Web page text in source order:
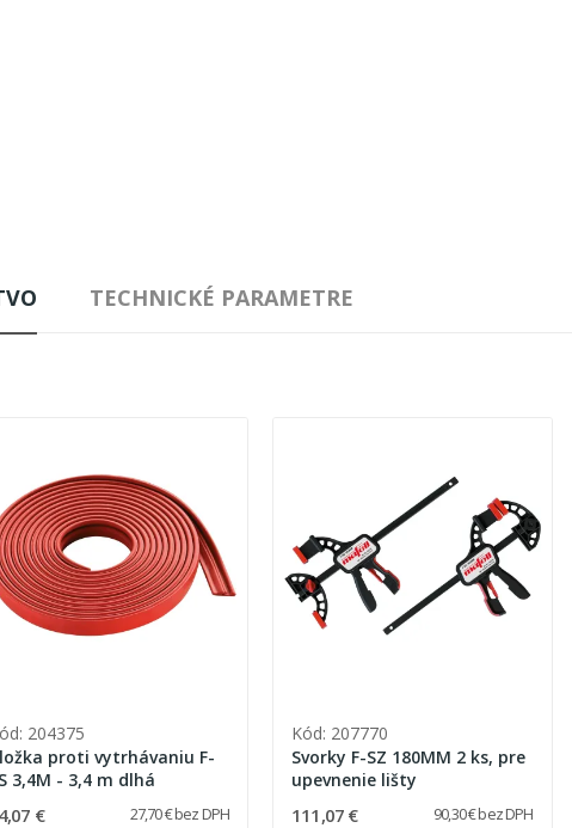
TECHNICKÉ PARAMETRE
204375
proti vytrhávaniu F-
3,4M - 3,4 m dlhá
€ 27,70 € bez DPH
Kód: 207770
Svorky F-SZ 180MM 2 ks, pre
upevnenie lišty
111,07 € 90,30 € bez DPH